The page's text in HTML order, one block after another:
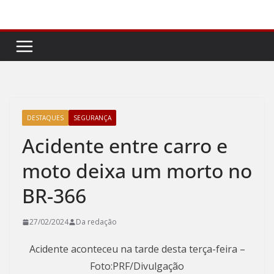
conteúdo
DESTAQUES SEGURANÇA
Acidente entre carro e
moto deixa um morto no
BR-366
27/02/2024 Da redação
Acidente aconteceu na tarde desta terça-feira –
Foto:PRF/Divulgação